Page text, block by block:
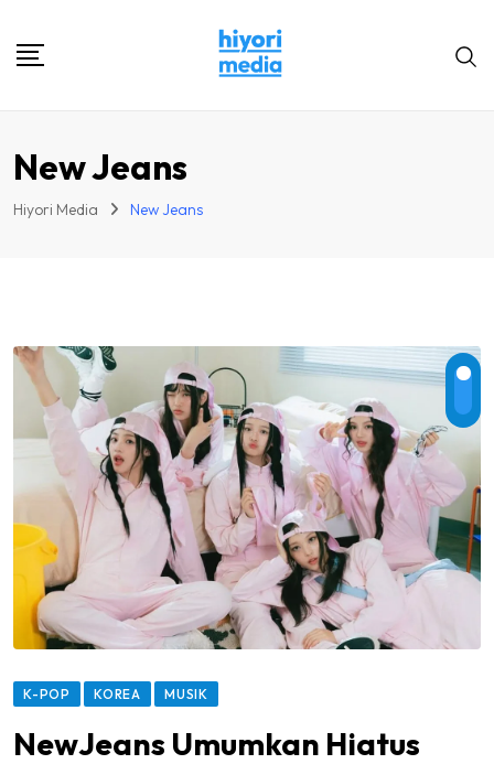
New Jeans
Hiyori Media New Jeans
K-POP KOREA MUSIK
NewJeans Umumkan Hiatus